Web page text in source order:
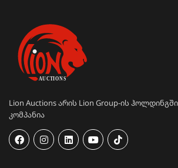
Lion Auctions არის Lion Group-ის
კომპანია